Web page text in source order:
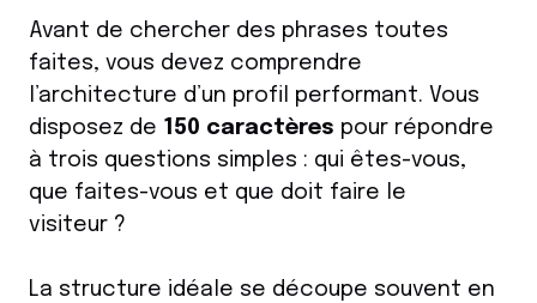
Avant de chercher des phrases toutes
faites, vous devez comprendre
l’architecture d’un profil performant. Vous
disposez de 150 caractères pour répondre
à trois questions simples : qui êtes-vous,
que faites-vous et que doit faire le
visiteur ?
La structure idéale se découpe souvent en